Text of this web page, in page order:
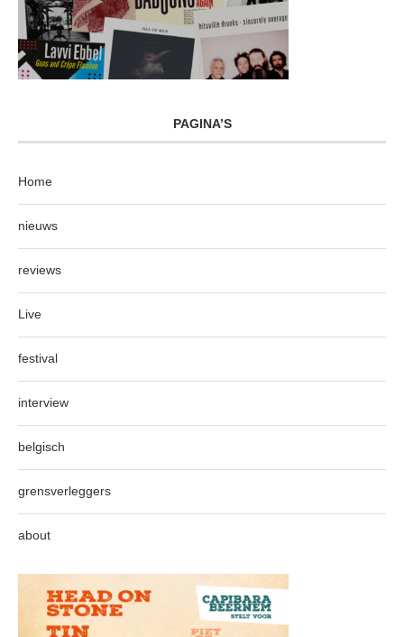
PAGINA’S
Home
nieuws
reviews
Live
festival
interview
belgisch
grensverleggers
about